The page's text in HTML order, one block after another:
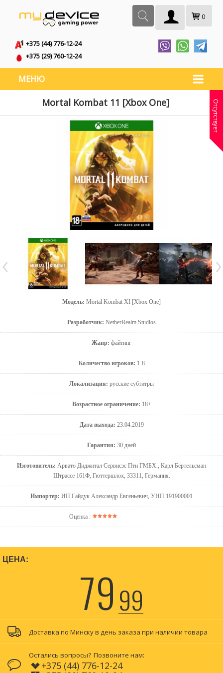
0
+375 (44) 776-12-24
+375 (29) 760-12-24
МЕНЮ
Mortal Kombat 11 [Xbox One]
Модель: Mortal Kombat XI [Xbox One]
Разработчик: NetherRealm Studios
Жанр: файтинг
Количество игроков: 1-8
Локализация: русские субтитры
Возрастное ограничение: 18+
Дата выхода: 23.04.2019
Гарантия: 30 дней
Изготовитель: Арвато Диджитал Сервисэс Пти ГМБХ., Карл Бертельсман
Штрассе 161Ф, Гюттершлох, 33311, Германия.
Импортер: ИП Гайдук Александр Евгеньевич, УНП 191900001
Оценка :
Отсутствует
ЦЕНА:
7999
Доставка по Минску в день заказа при наличии товара
Остались вопросы? Позвоните нам:
+375 (44) 776-12-24